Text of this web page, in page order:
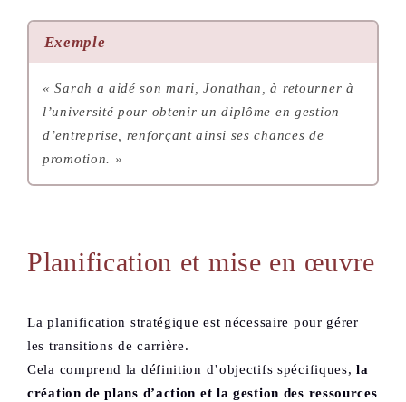
Exemple
« Sarah a aidé son mari, Jonathan, à retourner à
l’université pour obtenir un diplôme en gestion
d’entreprise, renforçant ainsi ses chances de
promotion. »
Planification et mise en œuvre
La planification stratégique est nécessaire pour gérer
les transitions de carrière.
Cela comprend la définition d’objectifs spécifiques,la
création de plans d’action et la gestion des ressources